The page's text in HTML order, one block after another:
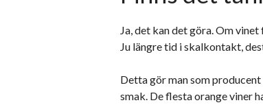
Ja, det kan det göra. Om
Ju längre tid i skalkontakt,
Detta gör man som
smak. De flesta orange viner